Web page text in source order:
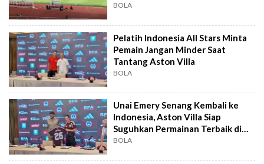
BOLA
Pelatih Indonesia All Stars Minta
Pemain Jangan Minder Saat
Tantang Aston Villa
BOLA
Unai Emery Senang Kembali ke
Indonesia, Aston Villa Siap
Suguhkan Permainan Terbaik di
GBK
BOLA